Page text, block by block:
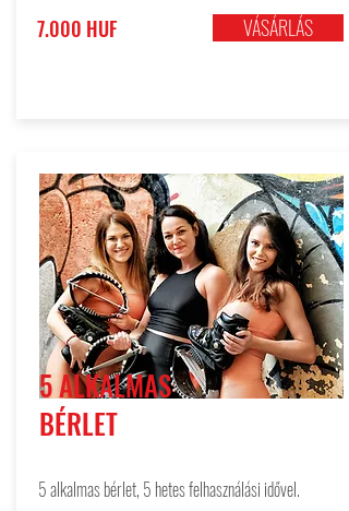
7.000 HUF VÁSÁRLÁS
5 ALKALMAS
BÉRLET
5 alkalmas bérlet, 5 hetes felhasználási idővel.